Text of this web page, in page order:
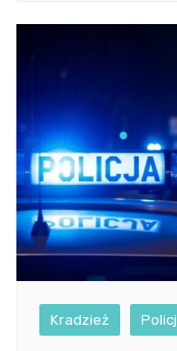
Kradzież